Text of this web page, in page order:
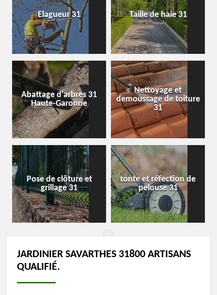
Elagueur 31 Taille de haie 31
Abattage d'arbres 31
Haute-Garonne
Nettoyage et
demoussage de toiture
31
Pose de clôture et
grillage 31
tonte et réfection de
pelouse 31
JARDINIER SAVARTHES 31800 ARTISANS
QUALIFIÉ.